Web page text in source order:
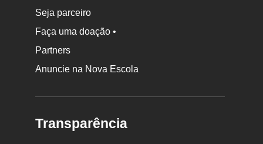
Seja parceiro
Faça uma doação •
Partners
Anuncie na Nova Escola
Transparência